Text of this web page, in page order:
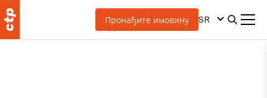
Пронађите имовину SR